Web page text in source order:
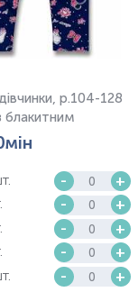
р.104-128
блакитним
- +
- +
- +
- +
- +